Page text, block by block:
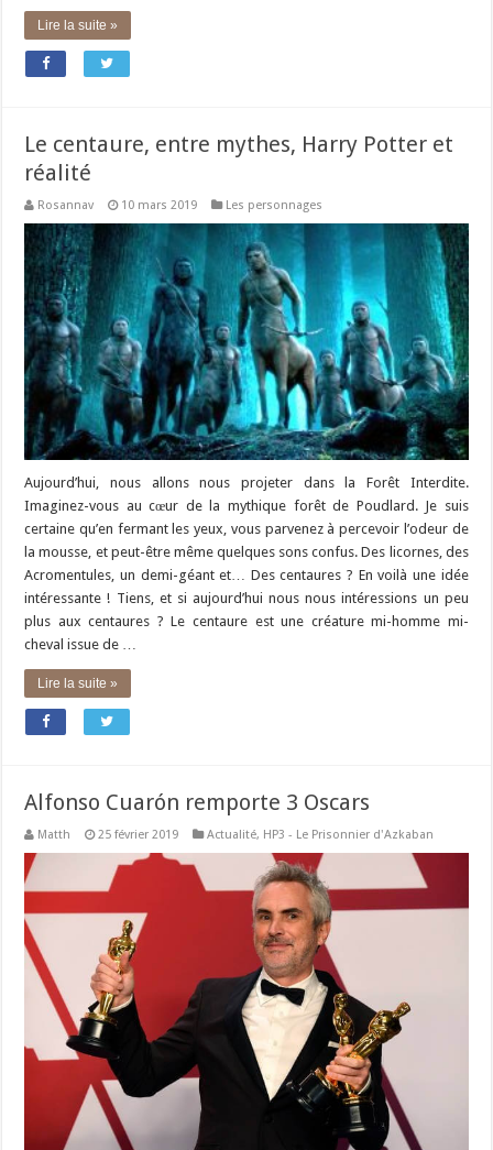
Lire la suite »
Le centaure, entre mythes, Harry Potter et
réalité
Rosannav 10 mars 2019 Les personnages
Aujourd’hui, nous allons nous projeter dans la Forêt Interdite.
Imaginez-vous au cœur de la mythique forêt de Poudlard. Je suis
certaine qu’en fermant les yeux, vous parvenez à percevoir l’odeur de
la mousse, et peut-être même quelques sons confus. Des licornes, des
Acromentules, un demi-géant et… Des centaures ? En voilà une idée
intéressante ! Tiens, et si aujourd’hui nous nous intéressions un peu
plus aux centaures ? Le centaure est une créature mi-homme mi-
cheval issue de …
Lire la suite »
Alfonso Cuarón remporte 3 Oscars
Matth 25 février 2019 Actualité, HP3 - Le Prisonnier d'Azkaban